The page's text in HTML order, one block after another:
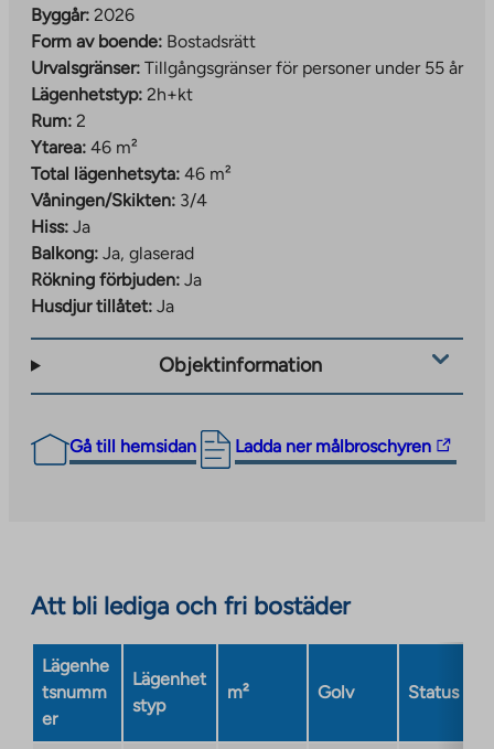
Byggår: 2026
Form av boende: Bostadsrätt
Urvalsgränser: Tillgångsgränser för personer under 55 år
Lägenhetstyp: 2h+kt
Rum: 2
Ytarea: 46 m²
Total lägenhetsyta: 46 m²
Våningen/Skikten: 3/4
Hiss: Ja
Balkong: Ja, glaserad
Rökning förbjuden: Ja
Husdjur tillåtet: Ja
Objektinformation
Gå till hemsidan Ladda ner målbroschyren
The
link
external
opens
a
Att bli lediga och fri bostäder
Lägenhe
tsnumm
er
Lägenhet
styp
m² Golv Status